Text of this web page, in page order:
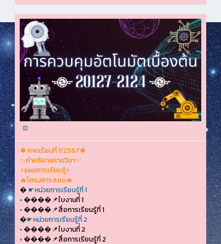
🍀ภาคเรียนที่ 1/2567🍀
✨คำอธิบายรายวิชา✨
⚡แผนการเรียนรู้⚡
🔥โครงการสอน🔥
�☛หน่วยการเรียนรู้ที่ 1
•����📌ใบงานที่่ 1
•����📌สื่อการเรียนรู้ที่ 1
�☛หน่วยการเรียนรู้ที่ 2
•����📌ใบงานที่่ 2
•����📌สื่อการเรียนรู้ที่ 2